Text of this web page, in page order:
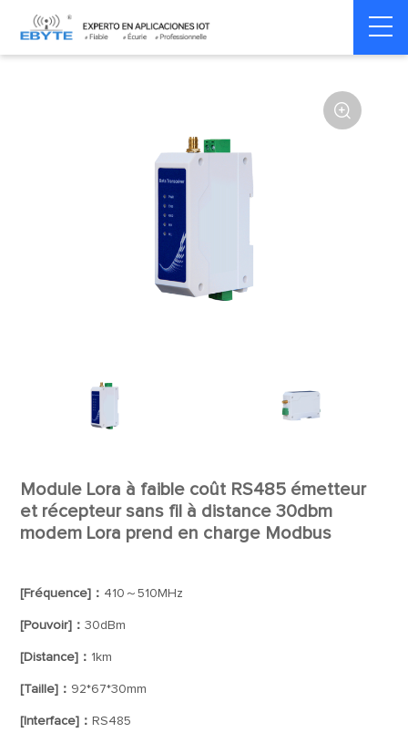
Home > Modem > Wireless modem LoRa wirelss modem

Module Lora à faible coût RS485 émetteur
et récepteur sans fil à distance 30dbm
modem Lora prend en charge Modbus
[Fréquence]： 410～510MHz
[Pouvoir]：30dBm
[Distance]： 1km
[Taille]： 92*67*30mm
[Interface]： RS485